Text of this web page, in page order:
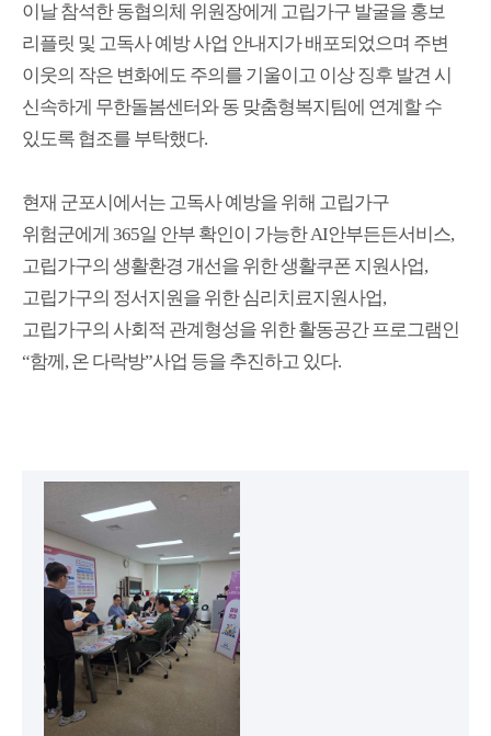
이날 참석한 동협의체 위원장에게 고립가구 발굴을 홍보
리플릿 및 고독사 예방 사업 안내지가 배포되었으며 주변
이웃의 작은 변화에도 주의를 기울이고 이상 징후 발견 시
신속하게 무한돌봄센터와 동 맞춤형복지팀에 연계할 수
있도록 협조를 부탁했다.
현재 군포시에서는 고독사 예방을 위해 고립가구
위험군에게 365일 안부 확인이 가능한AI안부든든서비스,
고립가구의 생활환경 개선을 위한 생활쿠폰 지원사업,
고립가구의 정서지원을 위한 심리치료지원사업,
고립가구의 사회적 관계형성을 위한 활동공간 프로그램인
“함께, 온 다락방”사업 등을 추진하고 있다.
첨부파일